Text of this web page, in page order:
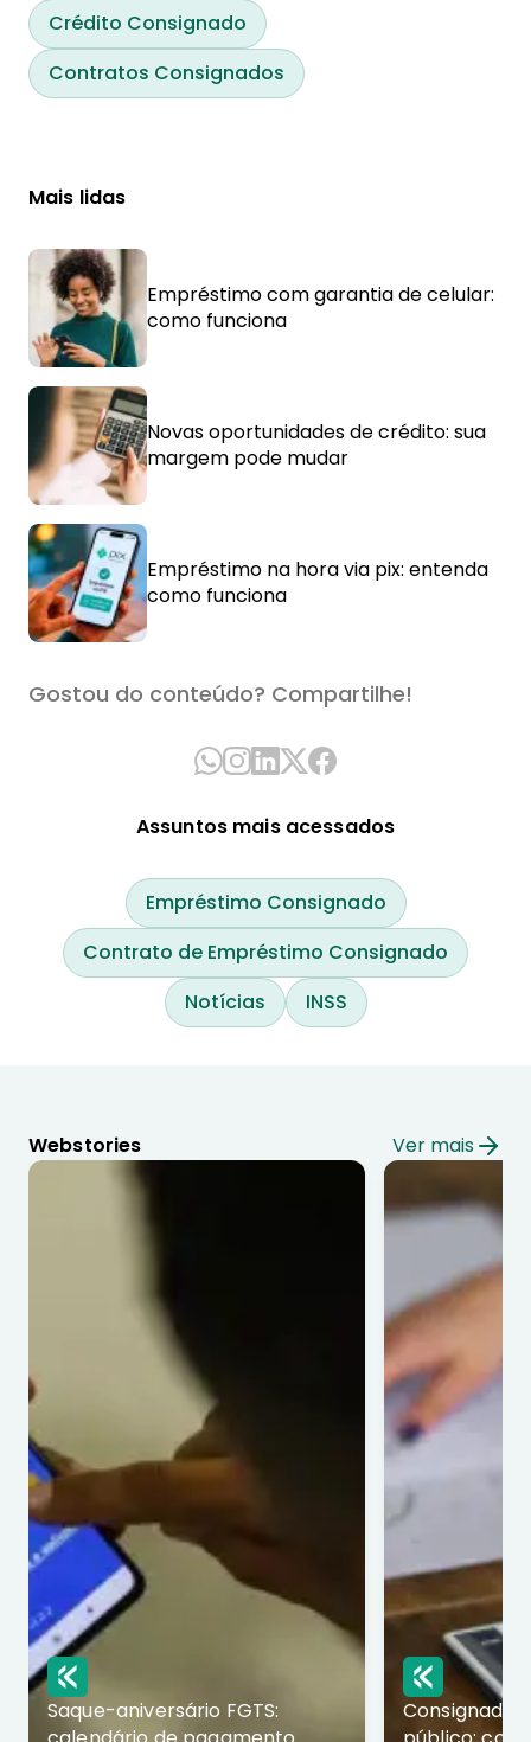
Crédito Consignado
Contratos Consignados
Mais lidas
Empréstimo com garantia de celular:
como funciona
Novas oportunidades de crédito: sua
margem pode mudar
Empréstimo na hora via pix: entenda
como funciona
Gostou do conteúdo? Compartilhe!
Assuntos mais acessados
Empréstimo Consignado
Contrato de Empréstimo Consignado
Notícias
INSS
Webstories Ver mais
Saque-aniversário FGTS:
Consignado